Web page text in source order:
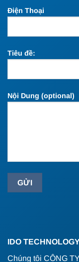
Điện Thoại
Tiêu đề:
Nội Dung (optional)
IDO
Chúng tôi CÔNG